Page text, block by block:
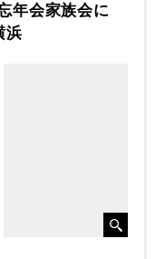
年会家族会に
浜